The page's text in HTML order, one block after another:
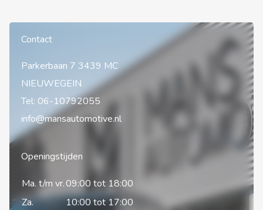
Contact
Parkerbaan 7 3439 MC
NIEUWEGEIN
Tel: 06-10792055
info@mansautomotive.nl
Openingstijden
Ma. t/m vr.09:00 tot 18:00
Za.
10:00 tot 17:00